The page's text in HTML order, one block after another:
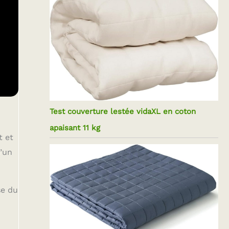
et
du
Test couverture lestée vidaXL en coton
apaisant 11 kg